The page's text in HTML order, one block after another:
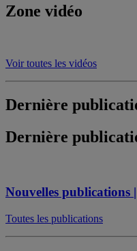
Zone vidéo
Voir toutes les vidéos
Dernière
Dernière
Nouvelles publications
Toutes les publications